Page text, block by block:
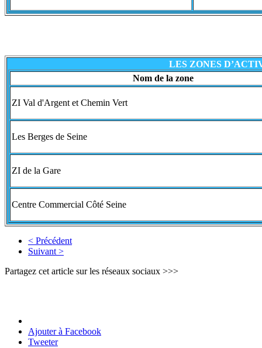
LES ZONES
Nom de la zone
ZI Val d'Argent et Chemin Vert
Les Berges de Seine
ZI de la Gare
Centre Commercial Côté Seine
< Précédent
Suivant >
Partagez cet article sur les réseaux sociaux >>>
Ajouter à Facebook
Tweeter